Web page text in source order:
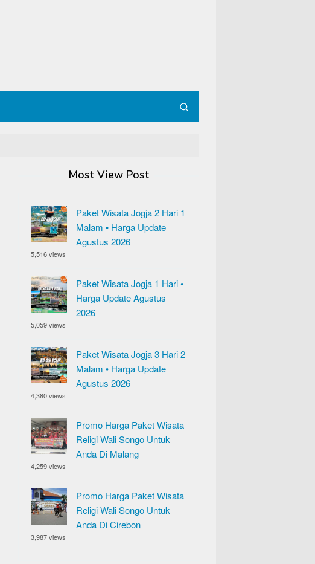
Most View Post
Paket Wisata Jogja 2 Hari 1
Malam • Harga Update
Agustus 2026
5,516 views
Paket Wisata Jogja 1 Hari •
Harga Update Agustus
2026
5,059 views
Paket Wisata Jogja 3 Hari 2
Malam • Harga Update
Agustus 2026
4,380 views
Promo Harga Paket Wisata
Religi Wali Songo Untuk
Anda Di Malang
4,259 views
Promo Harga Paket Wisata
Religi Wali Songo Untuk
Anda Di Cirebon
3,987 views